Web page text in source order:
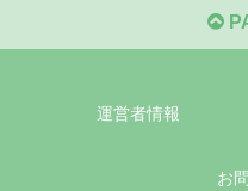
運営者情報
お